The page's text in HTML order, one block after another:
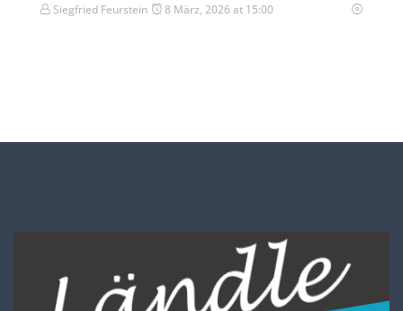
Siegfried Feurstein 8 März, 2026 at 15:00